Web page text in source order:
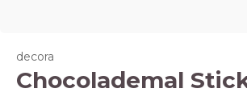
decora
Chocolademal